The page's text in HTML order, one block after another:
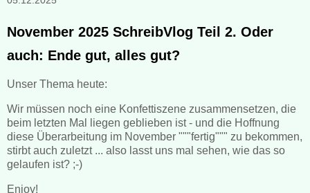
November 2025 SchreibVlog Teil 2. Oder
auch: Ende gut, alles gut?
Unser Thema heute:
Wir müssen noch eine Konfettiszene zusammensetzen, die
beim letzten Mal liegen geblieben ist - und die Hoffnung
diese Überarbeitung im November """fertig""" zu bekommen,
stirbt auch zuletzt ... also lasst uns mal sehen, wie das so
gelaufen ist? ;-)
Enjoy!